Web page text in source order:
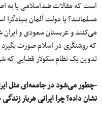
است که مقالات ضداسلامی یا به
مسلمانند؟ یا دولت آلمان
می‌کنند و عربستان سعودی و ایران
که روشنگری در اسلام صورت
تدوین یک نظام سکولار قضایی که
-چطور می‌شود در جامعه‌ای مثل
نشان داده؟ چرا ایرانی هربار